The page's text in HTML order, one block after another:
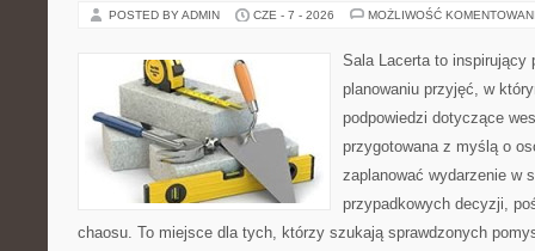
POSTED BY ADMIN CZE - 7 - 2026 MOŻLIWOŚĆ
Sala Lacerta to inspirujący
planowaniu przyjęć, w
podpowiedzi dotyczące
przygotowana z myślą o
zaplanować wydarzenie w
przypadkowych decyzji,
chaosu. To miejsce dla tych, którzy szukają sprawdzonych